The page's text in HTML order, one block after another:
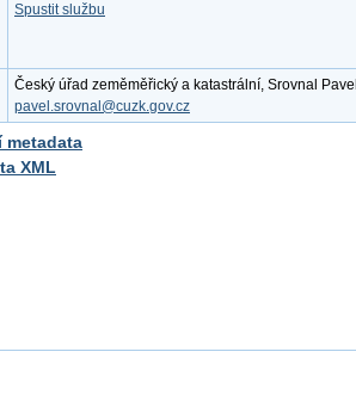
Spustit službu
Český úřad zeměměřický a katastrální, Srovnal
pavel.srovnal@cuzk.gov.cz
metadata
XML